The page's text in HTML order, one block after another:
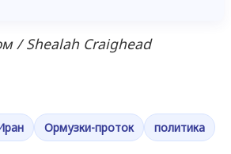
/ Shealah Craighead
Ормузки-проток
политика